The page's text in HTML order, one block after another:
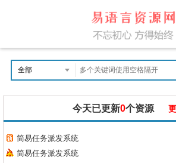
今天已更新0个资源
简易任务派发系统
简易任务派发系统